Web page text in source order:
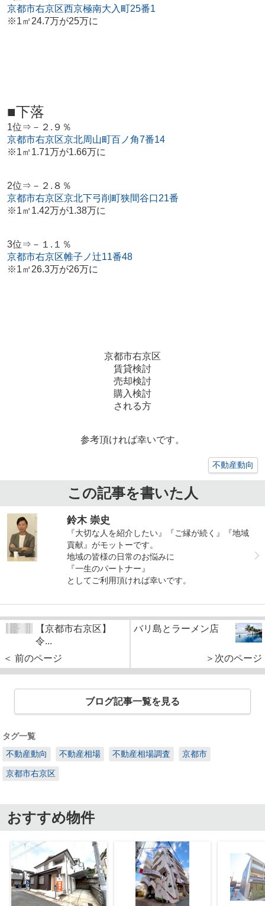
京都市右京区西京極南大入町25番1
※1㎡24.7万が25万に
■下落
1位⇒－２.９％
京都市右京区京北周山町百ノ角7番14
※1㎡1.71万が1.66万に
2位⇒－２.８％
京都市右京区京北下弓削町狭間谷口21番
※1㎡1.42万が1.38万に
3位⇒－１.１％
京都市右京区帷子ノ辻11番48
※1㎡26.3万が26万に
京都市右京区
賃貸検討
売却検討
購入検討
される方
参考頂ければ幸いです。
不動産動向
この記事を書いた人
鈴木 崇史
『大切な人を紹介したい』『ご縁が続く』『地域
貢献』がモットーです。
地域の皆様の日常のお悩みに
『一生のパートナー』
としてご利用頂ければ幸いです。
【京都市右京区】
令...
＜ 前のページ
バリ島とラーメン店
＞次のページ
ブログ記事一覧を見る
タグ一覧
不動産動向
不動産相場 不動産相場調査 京都市
京都市右京区
おすすめ物件